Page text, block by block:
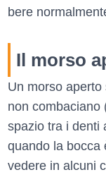
bere
Il morso
Un morso
non combaciano
spazio tra i denti
quando la bocca
vedere in alcuni